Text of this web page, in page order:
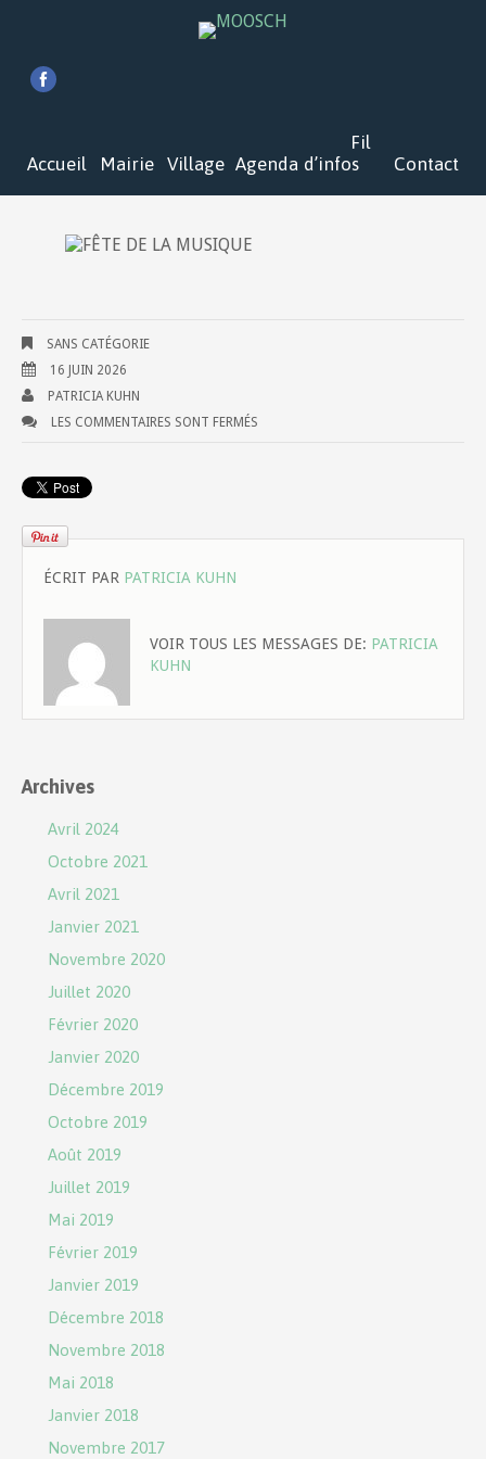
Accueil Mairie Village Agenda
Fil
d’infos
Contact
SANS CATÉGORIE
16 JUIN 2026
PATRICIA KUHN
LES COMMENTAIRES SONT FERMÉS
ÉCRIT PAR PATRICIA KUHN
VOIR TOUS LES MESSAGES DE: PATRICIA
KUHN
Archives
Avril 2024
Octobre 2021
Avril 2021
Janvier 2021
Novembre 2020
Juillet 2020
Février 2020
Janvier 2020
Décembre 2019
Octobre 2019
Août 2019
Juillet 2019
Mai 2019
Février 2019
Janvier 2019
Décembre 2018
Novembre 2018
Mai 2018
Janvier 2018
Novembre 2017